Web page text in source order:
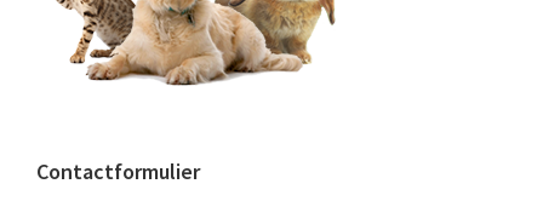
Contactformulier